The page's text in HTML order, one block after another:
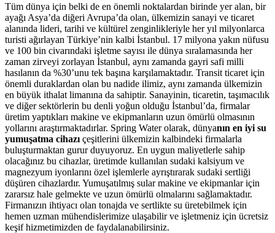
Tüm dünya için belki de en önemli noktalardan birinde yer alan, bir
ayağı Asya’da diğeri Avrupa’da olan, ülkemizin sanayi ve ticaret
alanında lideri, tarihi ve kültürel zenginlikleriyle her yıl milyonlarca
turisti ağırlayan Türkiye’nin kalbi İstanbul. 17 milyona yakın nüfusu
ve 100 bin civarındaki işletme sayısı ile dünya sıralamasında her
zaman zirveyi zorlayan İstanbul, aynı zamanda gayri safi milli
hasılanın da %30’unu tek başına karşılamaktadır. Transit ticaret için
önemli duraklardan olan bu nadide ilimiz, aynı zamanda ülkemizin
en büyük ithalat limanına da sahiptir. Sanayinin, ticaretin, taşımacılık
ve diğer sektörlerin bu denli yoğun olduğu İstanbul’da, firmalar
üretim yaptıkları makine ve ekipmanların uzun ömürlü olmasının
yollarını araştırmaktadırlar. Spring Water olarak, dünyanın en iyi su
yumuşatma cihazı çeşitlerini ülkemizin kalbindeki firmalarla
buluşturmaktan gurur duyuyoruz. En uygun maliyetlerle sahip
olacağınız bu cihazlar, üretimde kullanılan sudaki kalsiyum ve
magnezyum iyonlarını özel işlemlerle ayrıştırarak sudaki sertliği
düşüren cihazlardır. Yumuşatılmış sular makine ve ekipmanlar için
zararsız hale gelmekte ve uzun ömürlü olmalarını sağlamaktadır.
Firmanızın ihtiyacı olan tonajda ve sertlikte su üretebilmek için
hemen uzman mühendislerimize ulaşabilir ve işletmeniz için ücretsiz
keşif hizmetimizden de faydalanabilirsiniz.